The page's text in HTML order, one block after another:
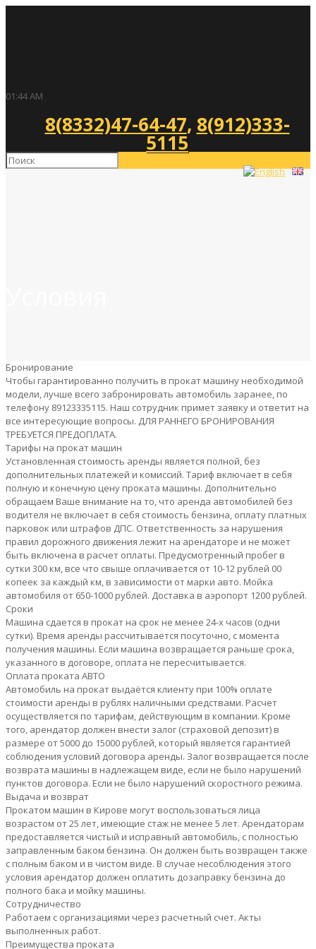
01:44 AM
8(8332)47-64-47, 8(912)333-
5115
Бронирование
Чтобы гарантированно получить в прокат машину необходимой
модели, лучше всего забронировать автомобиль заранее, по
телефону 89123335115. Наш сотрудник примет заявку и ответит на
все интересующие вопросы. ДЛЯ РАННЕГО БРОНИРОВАНИЯ
ТРЕБУЕТСЯ ПРЕДОПЛАТА.
Тарифы на прокат машин
Установленная стоимость аренды является полной, без
дополнительных платежей и комиссий. Тариф включает в себя
полную и конечную цену проката машины. Дополнительно
обращаем Ваше внимание на то, что аренда автомобилей без
водителя не включает в себя стоимость бензина, оплату платных
парковок или штрафов ДПС. Ответственность за нарушения
правил дорожного движения лежит на арендаторе и не может
быть включена в расчет оплаты. Предусмотренный пробег в
сутки 300 км, все что свыше оплачивается от 10-12 рублей 00
копеек за каждый км, в зависимости от марки авто. Мойка
автомобиля от 650-1000 рублей. Доставка в аэропорт 1200 рублей.
Сроки
Машина сдается в прокат на срок не менее 24-х часов (одни
сутки). Время аренды рассчитывается посуточно, с момента
получения машины. Если машина возвращается раньше срока,
указанного в договоре, оплата не пересчитывается.
Оплата проката АВТО
Автомобиль на прокат выдаётся клиенту при 100% оплате
стоимости аренды в рублях наличными средствами. Расчет
осуществляется по тарифам, действующим в компании. Кроме
того, арендатор должен внести залог (страховой депозит) в
размере от 5000 до 15000 рублей, который является гарантией
соблюдения условий договора аренды. Залог возвращается после
возврата машины в надлежащем виде, если не было нарушений
пунктов договора. Если не было нарушений скоростного режима.
Выдача и возврат
Прокатом машин в Кирове могут воспользоваться лица
возрастом от 25 лет, имеющие стаж не менее 5 лет. Арендаторам
предоставляется чистый и исправный автомобиль, с полностью
заправленным баком бензина. Он должен быть возвращен также
с полным баком и в чистом виде. В случае несоблюдения этого
условия арендатор должен оплатить дозаправку бензина до
полного бака и мойку машины.
Сотрудничество
Работаем с организациями через расчетный счет. Акты
выполненных работ.
Преимущества проката